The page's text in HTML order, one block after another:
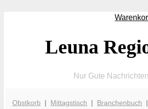
Leuna
Nur Gute Nachrichten
Obstkorb | Mittagstisch | Branchenbuch |